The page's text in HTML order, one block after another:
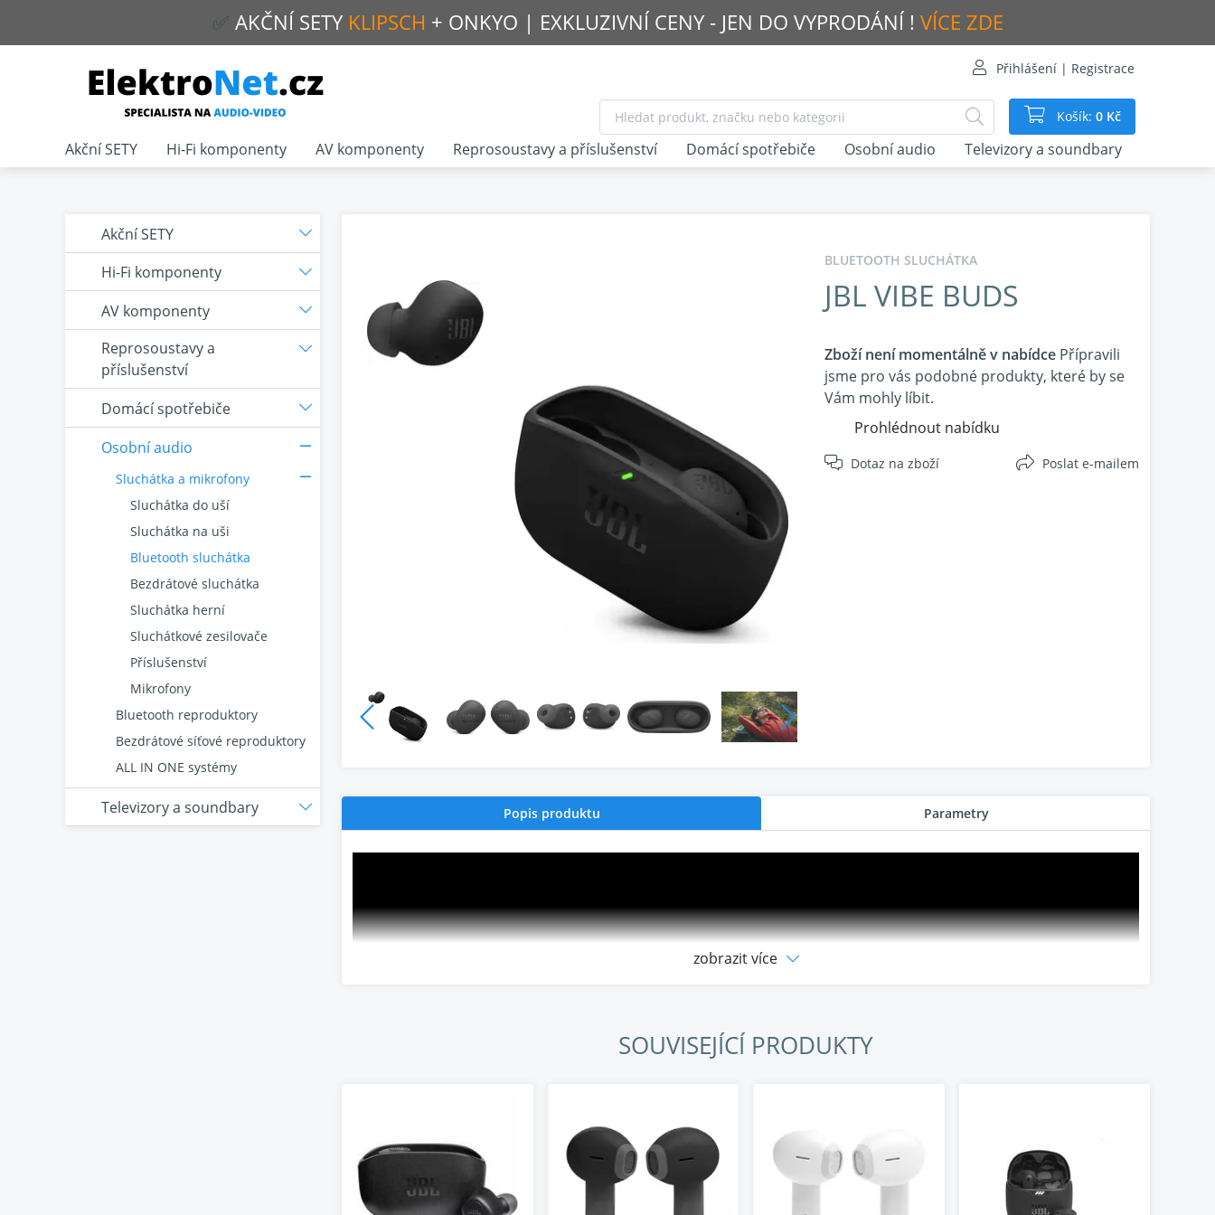
✅ AKČNÍ SETY KLIPSCH + ONKYO | EXKLUZIVNÍ CENY - JEN DO VYPRODÁNÍ ! VÍCE ZDE
Přihlášení | Registrace
Košík: 0 Kč
BLUETOOTH SLUCHÁTKA
JBL VIBE BUDS
Zboží není momentálně v nabídcePřípravili
jsme pro vás podobné produkty, které by se
Vám mohly líbit.
Prohlédnout nabídku
Dotaz na zboží Poslat e-mailem
Popis produktu Parametry
zobrazit více
SOUVISEJÍCÍ PRODUKTY
Akční SETY
Hi-Fi komponenty
AV komponenty
Reprosoustavy a
příslušenství
Domácí spotřebiče
Osobní audio
Sluchátka a mikrofony
Sluchátka do uší
Sluchátka na uši
Bluetooth sluchátka
Bezdrátové sluchátka
Sluchátka herní
Sluchátkové zesilovače
Příslušenství
Mikrofony
Bluetooth reproduktory
Bezdrátové síťové reproduktory
ALL IN ONE systémy
Televizory a soundbary
Akční SETY Hi-Fi komponenty AV komponenty Reprosoustavy a příslušenství Domácí spotřebiče Osobní audio Televizory a soundbary